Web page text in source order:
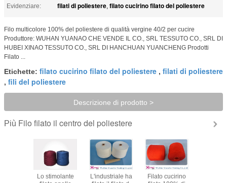
Evidenziare:
filati di poliestere, filato cucirino filato del poliestere
Filo multicolore 100% del poliestere di qualità vergine 40/2 per cucire
Produttore: WUHAN YUANAO CHE VENDE IL CO., SRL TESSUTO CO., SRL DI
HUBEI XINAO TESSUTO CO., SRL DI HANCHUAN YUANCHENG Prodotti
Filato ...
Etichette: filato cucirino filato del poliestere , filati di poliestere
, fili del poliestere
Descrizione di prodotto >
Più Filo filato il centro del poliestere
Lo stimolante
L'industriale ha
Filato cucirino